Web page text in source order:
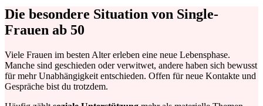
Die besondere Situation von Single-
Frauen ab 50
Viele Frauen im besten Alter erleben eine neue Lebensphase.
Manche sind geschieden oder verwitwet, andere haben sich bewusst
für mehr Unabhängigkeit entschieden. Offen für neue Kontakte und
Gespräche bist du trotzdem.